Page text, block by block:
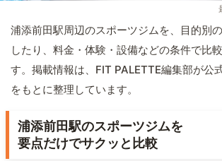
浦添前田駅周辺のスポーツジムを、目的別
したり、料金・体験・設備などの条件で比
す。掲載情報は、FIT PALETTE編集部が公
をもとに整理しています。
浦添前田駅のスポーツジムを
要点だけでサクッと比較